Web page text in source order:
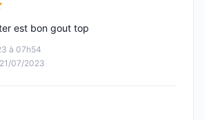
5
à 07h54
07/2023
est bon gout top